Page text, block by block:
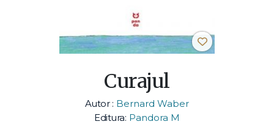
Curajul
Autor : Bernard Waber
Editura: Pandora M